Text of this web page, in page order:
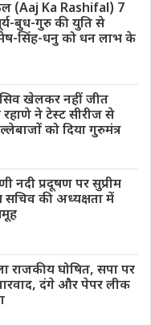
(Aaj Ka Rashifal) 7
बुध-गुरु की युति से
सिंह-धनु को धन लाभ के
खेलकर नहीं जीत
ने टेस्ट सीरीज से
को दिया गुरुमंत्र
नदी प्रदूषण पर सुप्रीम
सचिव की अध्यक्षता में
राजकीय घोषित, सपा पर
दंगे और पेपर लीक